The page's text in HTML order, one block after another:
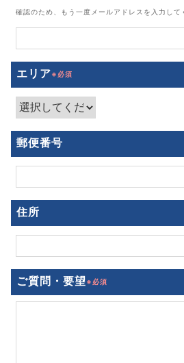
エリア
郵便番号
住所
ご質問・要望